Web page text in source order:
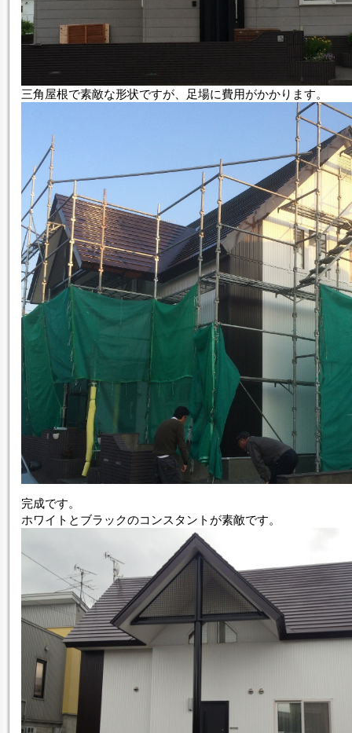
三角屋根で素敵な形状ですが、足場に費用がかかります。
完成です。
ホワイトとブラックのコンスタントが素敵です。